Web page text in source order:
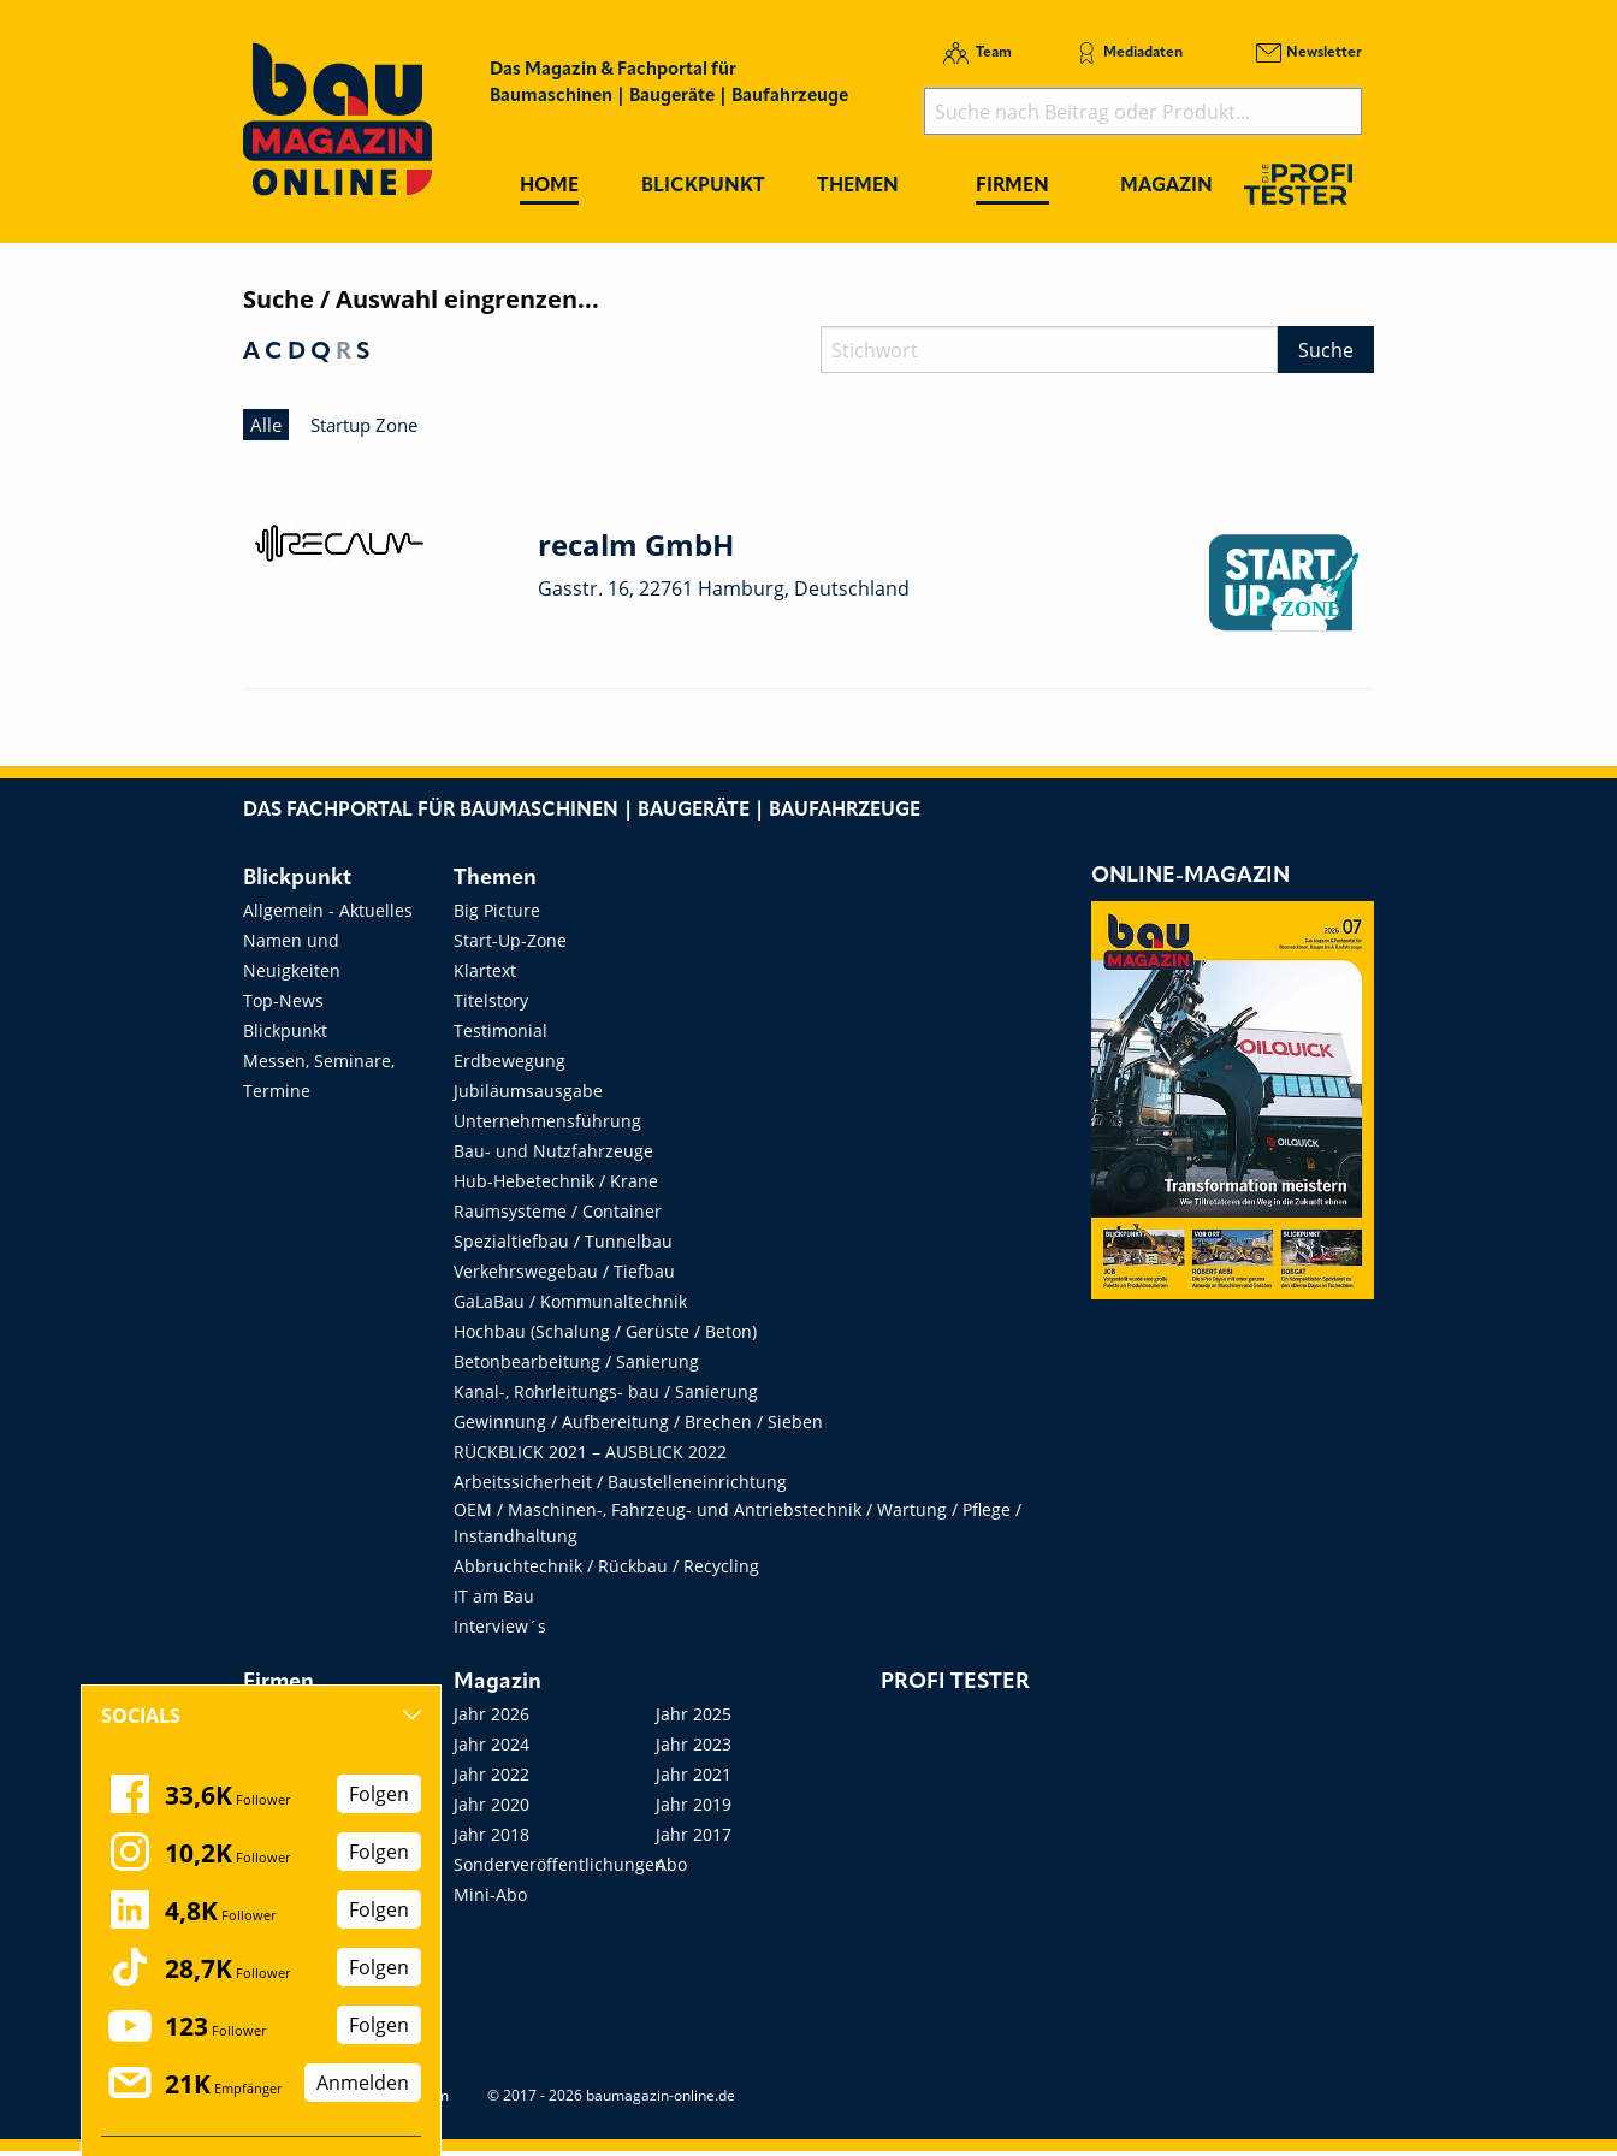
Das Magazin & Fachportal für
Baumaschinen | Baugeräte | Baufahrzeuge
Team Mediadaten Newsletter
HOME BLICKPUNKT THEMEN FIRMEN MAGAZIN
Suche / Auswahl eingrenzen...
A C D Q R S Suche
Alle Startup Zone
recalm GmbH
Gasstr. 16, 22761 Hamburg, Deutschland
DAS FACHPORTAL FÜR BAUMASCHINEN | BAUGERÄTE | BAUFAHRZEUGE
Blickpunkt
Allgemein - Aktuelles
Namen und
Neuigkeiten
Top-News
Blickpunkt
Messen, Seminare,
Termine
Themen
Big Picture
Start-Up-Zone
Klartext
Titelstory
Testimonial
Erdbewegung
Jubiläumsausgabe
Unternehmensführung
Bau- und Nutzfahrzeuge
Hub-Hebetechnik / Krane
Raumsysteme / Container
Spezialtiefbau / Tunnelbau
Verkehrswegebau / Tiefbau
GaLaBau / Kommunaltechnik
Hochbau (Schalung / Gerüste / Beton)
Betonbearbeitung / Sanierung
Kanal-, Rohrleitungs- bau / Sanierung
Gewinnung / Aufbereitung / Brechen / Sieben
RÜCKBLICK 2021 – AUSBLICK 2022
Arbeitssicherheit / Baustelleneinrichtung
OEM / Maschinen-, Fahrzeug- und Antriebstechnik / Wartung / Pflege /
Instandhaltung
Abbruchtechnik / Rückbau / Recycling
IT am Bau
Interview´s
Firmen
Messen, Seminare,
Kongresse
Startup
Magazin
Jahr 2026
Jahr 2025
Jahr 2024
Jahr 2023
Jahr 2022
Jahr 2021
Jahr 2020
Jahr 2019
Jahr 2018
Jahr 2017
SonderveröffentlichungenAbo
Mini-Abo
PROFI TESTER
ONLINE-MAGAZIN
Datenschutz Impressum © 2017 - 2026 baumagazin-online.de
SOCIALS
33,6K Follower Folgen
10,2K Follower Folgen
4,8K Follower Folgen
28,7K Follower Folgen
123 Follower Folgen
21K Empfänger Anmelden